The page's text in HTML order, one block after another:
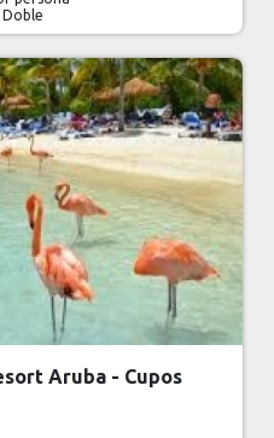
Doble
Aruba - Cupos